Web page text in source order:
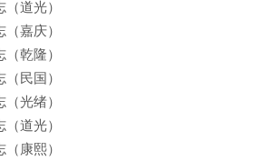
道光）
嘉庆）
乾隆）
民国）
光绪）
道光）
康熙）